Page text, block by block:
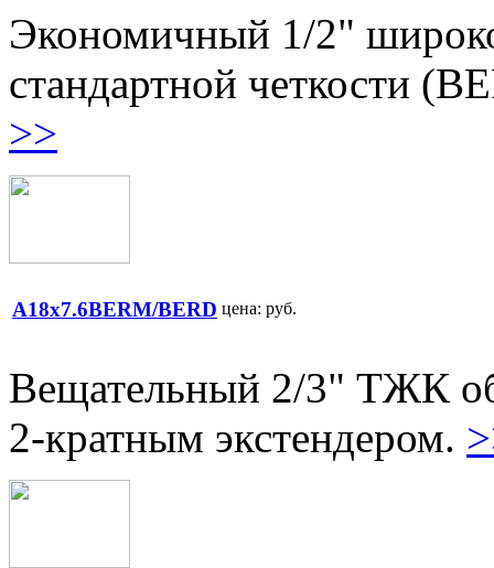
Экономичный 1/2"
стандартной четкости
>>
A18x7.6BERM/BERD цена: руб.
Вещательный 2/3" ТЖК
2-кратным экстендером.